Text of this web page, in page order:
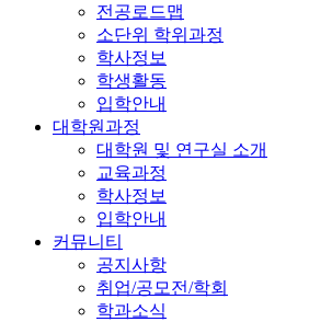
전공로드맵
소단위 학위과정
학사정보
학생활동
입학안내
대학원과정
대학원 및 연구실 소개
교육과정
학사정보
입학안내
커뮤니티
공지사항
취업/공모전/학회
학과소식